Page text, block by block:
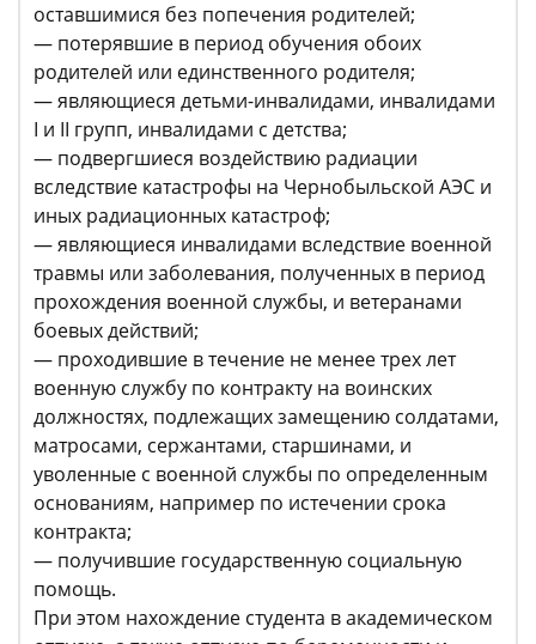
оставшимися без попечения родителей;
— потерявшие в период обучения обоих
родителей или единственного родителя;
— являющиеся детьми-инвалидами, инвалидами
I и II групп, инвалидами с детства;
— подвергшиеся воздействию радиации
вследствие катастрофы на Чернобыльской АЭС и
иных радиационных катастроф;
— являющиеся инвалидами вследствие военной
травмы или заболевания, полученных в период
прохождения военной службы, и ветеранами
боевых действий;
— проходившие в течение не менее трех лет
военную службу по контракту на воинских
должностях, подлежащих замещению солдатами,
матросами, сержантами, старшинами, и
уволенные с военной службы по определенным
основаниям, например по истечении срока
контракта;
— получившие государственную социальную
помощь.
При этом нахождение студента в академическом